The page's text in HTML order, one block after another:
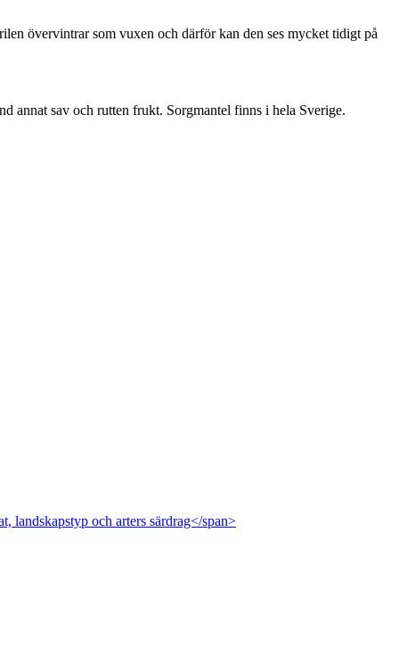
övervintrar som vuxen och därför kan den ses mycket tidigt på
annat sav och rutten frukt. Sorgmantel finns i hela Sverige.
landskapstyp och arters särdrag</span>